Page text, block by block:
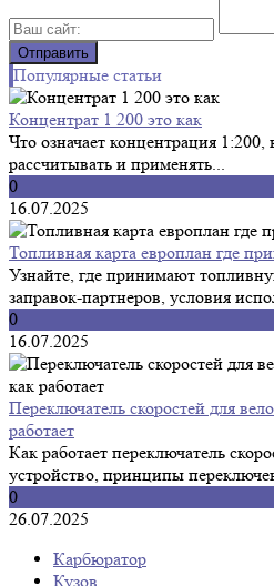
Популярные статьи
Концентрат 1 200 это как
Что означает концентрация 1:200,
рассчитывать и применять...
0
16.07.2025
Топливная карта европлан где
Узнайте, где принимают
заправок-партнеров, условия
0
16.07.2025
Переключатель скоростей для
работает
Как работает переключатель
устройство, принципы
0
26.07.2025
Карбюратор
Кузов